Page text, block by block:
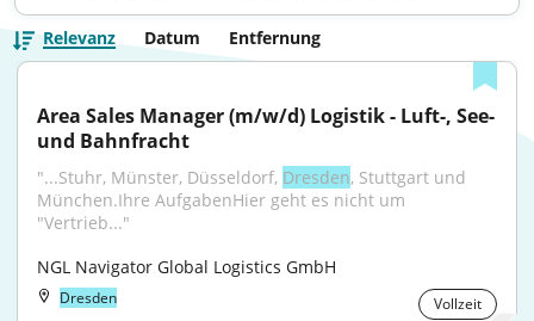
Relevanz Datum Entfernung
Area Sales Manager (m/w/d) Logistik - Luft-, See-
und Bahnfracht
"...Stuhr, Münster, Düsseldorf, Dresden, Stuttgart und
München.Ihre AufgabenHier geht es nicht um
"Vertrieb..."
NGL Navigator Global Logistics GmbH
Dresden Vollzeit